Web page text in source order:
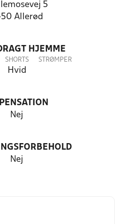
5
Allerød
HJEMME
SHORTS
Hvid
STRØMPER
Nej
Nej